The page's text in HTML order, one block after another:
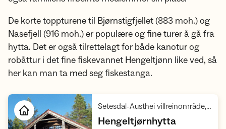
De korte toppturene til Bjørnstigfjellet (883 moh.) og
Nasefjell (916 moh.) er populære og fine turer å gå fra
hytta. Det er også tilrettelagt for både kanotur og
robåttur i det fine fiskevannet Hengeltjønn like ved, så
her kan man ta med seg fiskestanga.
Setesdal-Austhei villreinområde, Austheiane
Hengeltjørnhytta,